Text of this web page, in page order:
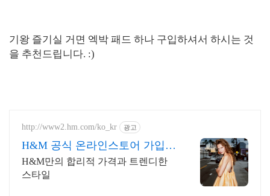
기왕 즐기실 거면 엑박 패드 하나 구입하셔서 하시는 것
을 추천드립니다. :)
http://www2.hm.com/ko_kr 광고
H&M 공식 온라인스토어 가입
후 첫 구매 10%할인
H&M만의 합리적 가격과 트렌디한
스타일